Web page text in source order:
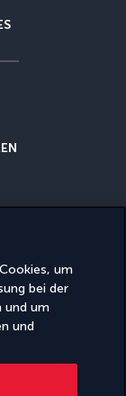
mit
durch
um
bei der
und um
und